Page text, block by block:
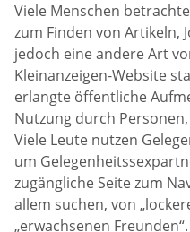
Viele Menschen
zum Finden von Artikeln,
jedoch eine andere Art
Kleinanzeigen-Website
erlangte öffentliche
Nutzung durch
Viele Leute nutzen
um
zugängliche Seite zum
allem suchen, von
„erwachsenen Freunden“.